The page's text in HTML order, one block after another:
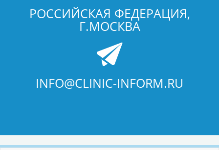
РОССИЙСКАЯ ФЕДЕРАЦИЯ,
Г.МОСКВА
INFO@CLINIC-INFORM.RU